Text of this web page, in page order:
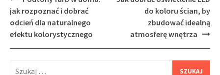
navigation
jak rozpoznać i dobrać
odcień dla naturalnego
efektu kolorystycznego
do koloru ścian, by
zbudować idealną
atmosferę wnętrza